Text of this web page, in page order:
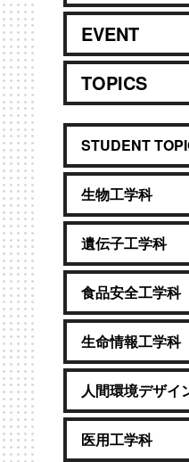
EVENT
TOPICS
STUDENT
生物工学科
遺伝子工学科
食品安全工学科
生命情報工学科
人間環境デザイ
医用工学科